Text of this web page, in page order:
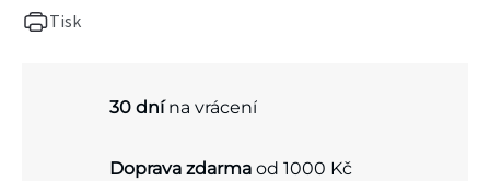
Tisk
30 dnína vrácení
Doprava zdarma od 1000 Kč